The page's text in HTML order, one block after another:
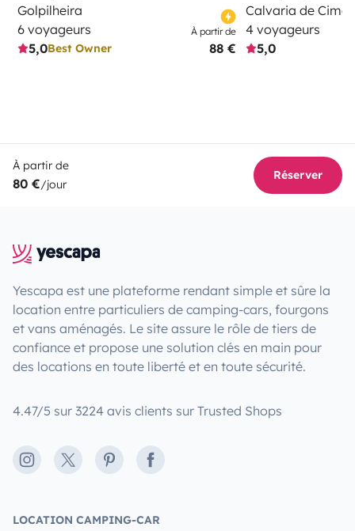
Golpilheira
6 voyageurs
5,0Best Owner
À partir de
88 €
Calvaria de Cima
4 voyageurs
5,0
À partir de
80 €/jour
Réserver
Yescapa est une plateforme rendant simple et sûre la
location entre particuliers de camping-cars, fourgons
et vans aménagés. Le site assure le rôle de tiers de
confiance et propose une solution clés en main pour
des locations en toute liberté et en toute sécurité.
4.47/5 sur 3224 avis clients sur Trusted Shops
Instagram
X PinterestFacebook
LOCATION CAMPING-CAR